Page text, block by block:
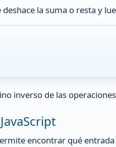
la suma o resta y
inverso de las
encontrar qué